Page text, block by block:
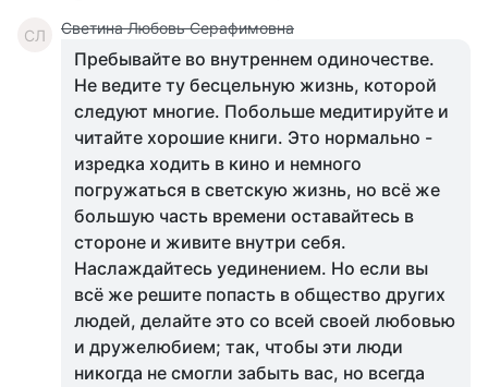
СЛ Светина Любовь Серафимовна
Пребывайте во внутреннем одиночестве.
Не ведите ту бесцельную жизнь, которой
следуют многие. Побольше медитируйте и
читайте хорошие книги. Это нормально -
изредка ходить в кино и немного
погружаться в светскую жизнь, но всё же
большую часть времени оставайтесь в
стороне и живите внутри себя.
Наслаждайтесь уединением. Но если вы
всё же решите попасть в общество других
людей, делайте это со всей своей любовью
и дружелюбием; так, чтобы эти люди
никогда не смогли забыть вас, но всегда